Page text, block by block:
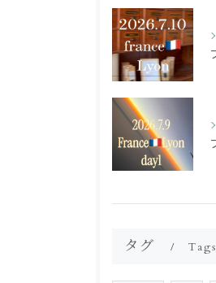
タグ Tags